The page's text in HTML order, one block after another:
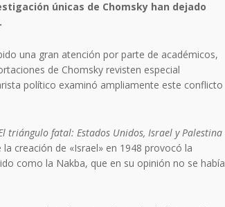
únicas de Chomsky han dejado
una gran atención por parte de académicos,
de Chomsky revisten especial
político examinó ampliamente este conflicto
triángulo fatal: Estados Unidos, Israel y Palestina
creación de «Israel» en 1948 provocó la
como la Nakba, que en su opinión no se había